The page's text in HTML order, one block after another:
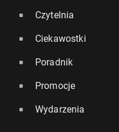
Czytelnia
Ciekawostki
Poradnik
Promocje
Wydarzenia